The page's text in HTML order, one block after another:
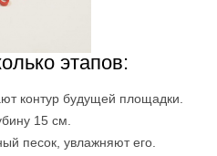
этапов:
контур будущей площадки.
15 см.
песок, увлажняют его.